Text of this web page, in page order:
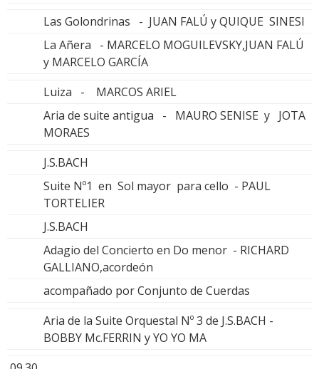
Las Golondrinas - JUAN FALÚ y QUIQUE SINESI
La Añera - MARCELO MOGUILEVSKY,JUAN FALÚ
y MARCELO GARCÍA
Luiza - MARCOS ARIEL
Aria de suite antigua - MAURO SENISE y JOTA
MORAES
J.S.BACH
Suite Nº1 en Sol mayor para cello - PAUL
TORTELIER
J.S.BACH
Adagio del Concierto en Do menor - RICHARD
GALLIANO,acordeón
acompañado por Conjunto de Cuerdas
Aria de la Suite Orquestal Nº 3 de J.S.BACH -
BOBBY Mc.FERRIN y YO YO MA